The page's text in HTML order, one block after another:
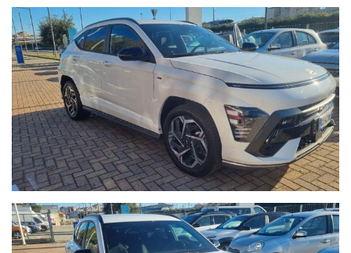
Chatta con noi su Whatsapp o chiamaci per prendere un
appuntamento: solo così potremo offrirti la certezza che il
veicolo sia disponibile per essere visto e provato.
- Seguici anche su Facebook:
www.facebook.com/Autoquadrifoglio
- 12 MESI di garanzia MAPFRE a chilometraggio illimitato
compresa.
- La Garanzia MAPFRE, oltre a tutelare la vostra auto da guasti
di origine meccanica ed elettronica, vi offre un servizio di
assistenza 24h su 24, 7 giorni su 7, soccorso stradale in caso di
rottura e auto sostitutiva se la vostra vettura rimane ferma più
di 8 ore in officina.